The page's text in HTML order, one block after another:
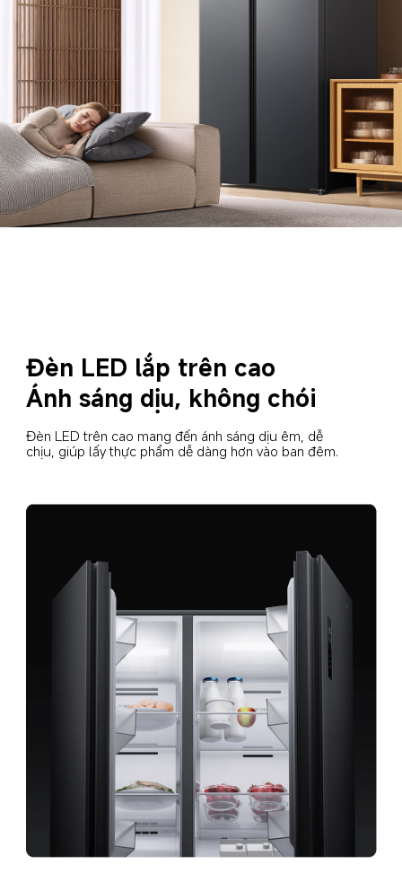
Đèn LED lắp trên cao
Ánh sáng dịu, không chói
Đèn LED trên cao mang đến ánh sáng dịu êm, dễ
chịu, giúp lấy thực phẩm dễ dàng hơn vào ban đêm.